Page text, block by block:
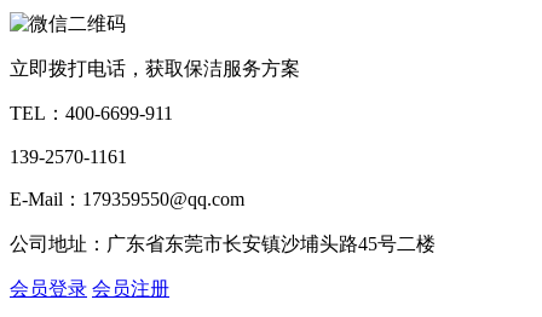
立即拨打电话，获取保洁服务方案
TEL： 400-6699-911
139-2570-1161
E-Mail：179359550@qq.com
公司地址：广东省东莞市长安镇沙埔头路45号二楼
会员登录 会员注册